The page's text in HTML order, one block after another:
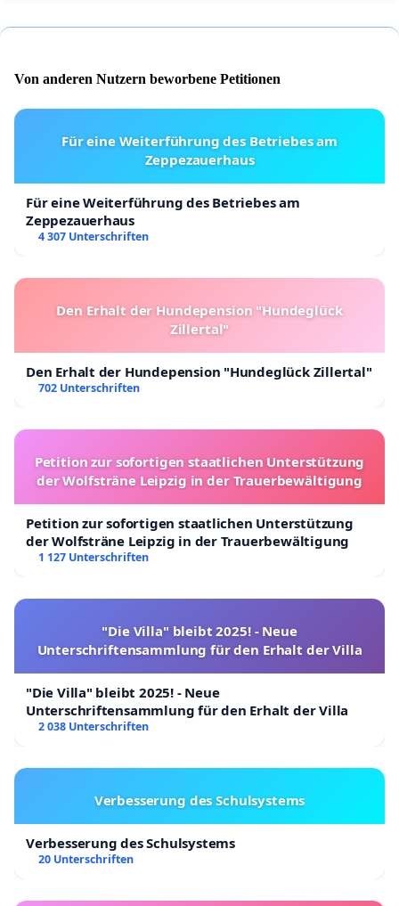
Von anderen Nutzern beworbene Petitionen
Für eine Weiterführung des Betriebes am
Zeppezauerhaus
Für eine Weiterführung des Betriebes am
Zeppezauerhaus
4 307 Unterschriften
Den Erhalt der Hundepension "Hundeglück
Zillertal"
Den Erhalt der Hundepension "Hundeglück Zillertal"
702 Unterschriften
Petition zur sofortigen staatlichen Unterstützung
der Wolfsträne Leipzig in der Trauerbewältigung
Petition zur sofortigen staatlichen Unterstützung
der Wolfsträne Leipzig in der Trauerbewältigung
1 127 Unterschriften
"Die Villa" bleibt 2025! - Neue
Unterschriftensammlung für den Erhalt der Villa
"Die Villa" bleibt 2025! - Neue
Unterschriftensammlung für den Erhalt der Villa
2 038 Unterschriften
Verbesserung des Schulsystems
Verbesserung des Schulsystems
20 Unterschriften